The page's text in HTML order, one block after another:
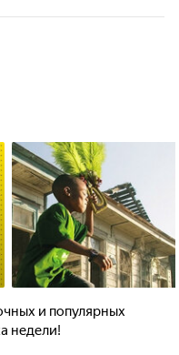
и популярных
недели!